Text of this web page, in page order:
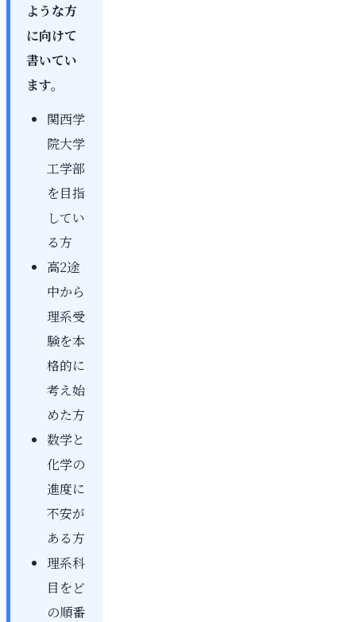
ような方
に向けて
書いてい
ます。
関西学
院大学
工学部
を目指
してい
る方
高2途
中から
理系受
験を本
格的に
考え始
めた方
数学と
化学の
進度に
不安が
ある方
理系科
目をど
の順番